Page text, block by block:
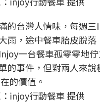
的台灣人情味，每週
雨，途中餐車胎皮脫
一台餐車孤零零地
的事件，但對兩人來
的價值。
injoy行動餐車 提供